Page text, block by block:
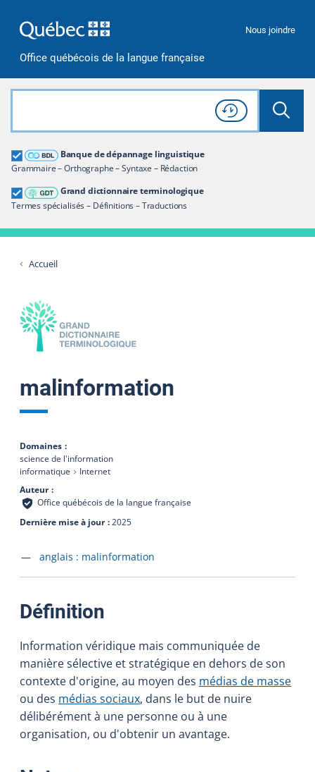
Office québécois de la langue française
Nous joindre
Rechercher dans tout le site
Lancer
Consulter l'
Historique
de recherche
Banque de dépannage linguistique
Grammaire – Orthographe – Syntaxe – Rédaction
Grand dictionnaire terminologique
Termes spécialisés – Définitions – Traductions
Grand dictionnaire terminologique
Restreindre aux termes
Accueil
malinformation
Domaines
science de l'information
informatique
Internet
Auteur
Office québécois de la langue française
Dernière mise à jour 2025
Accéder à la fiche en
anglais : malinformation
Définition
Information véridique mais communiquée de
manière sélective et stratégique en dehors de son
contexte d'origine, au moyen des médias de masse
ou des médias sociaux, dans le but de nuire
délibérément à une personne ou à une
organisation, ou d'obtenir un avantage.